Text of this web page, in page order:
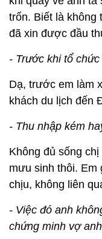
trốn. Biết là không
đã xin được đầu
- Trước khi tổ
Dạ, trước em làm
khách du lịch đến
- Thu nhập kém
Không đủ sống
mưu sinh thôi. Em
chịu, không liên
- Việc đó anh
chứng minh vợ